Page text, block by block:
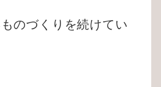
のづくりを続けてい